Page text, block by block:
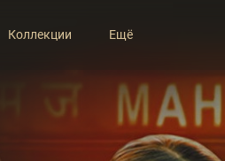
Коллекции Ещё